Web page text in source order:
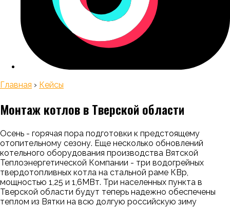
Главная › Кейсы
Монтаж котлов в Тверской области
Осень - горячая пора подготовки к предстоящему
отопительному сезону. Еще несколько обновлений
котельного оборудования производства Вятской
Теплоэнергетической Компании - три водогрейных
твердотопливных котла на стальной раме КВр,
мощностью 1,25 и 1,6МВт. Три населенных пункта в
Тверской области будут теперь надежно обеспечены
теплом из Вятки на всю долгую российскую зиму